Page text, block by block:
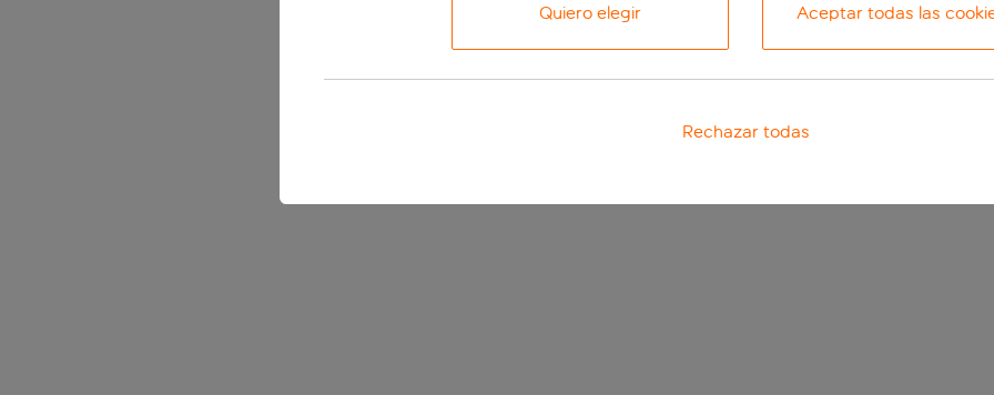
Quiero elegir Aceptar todas las
Rechazar todas